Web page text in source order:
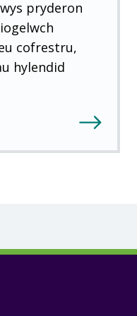
pryderon
cofrestru,
hylendid